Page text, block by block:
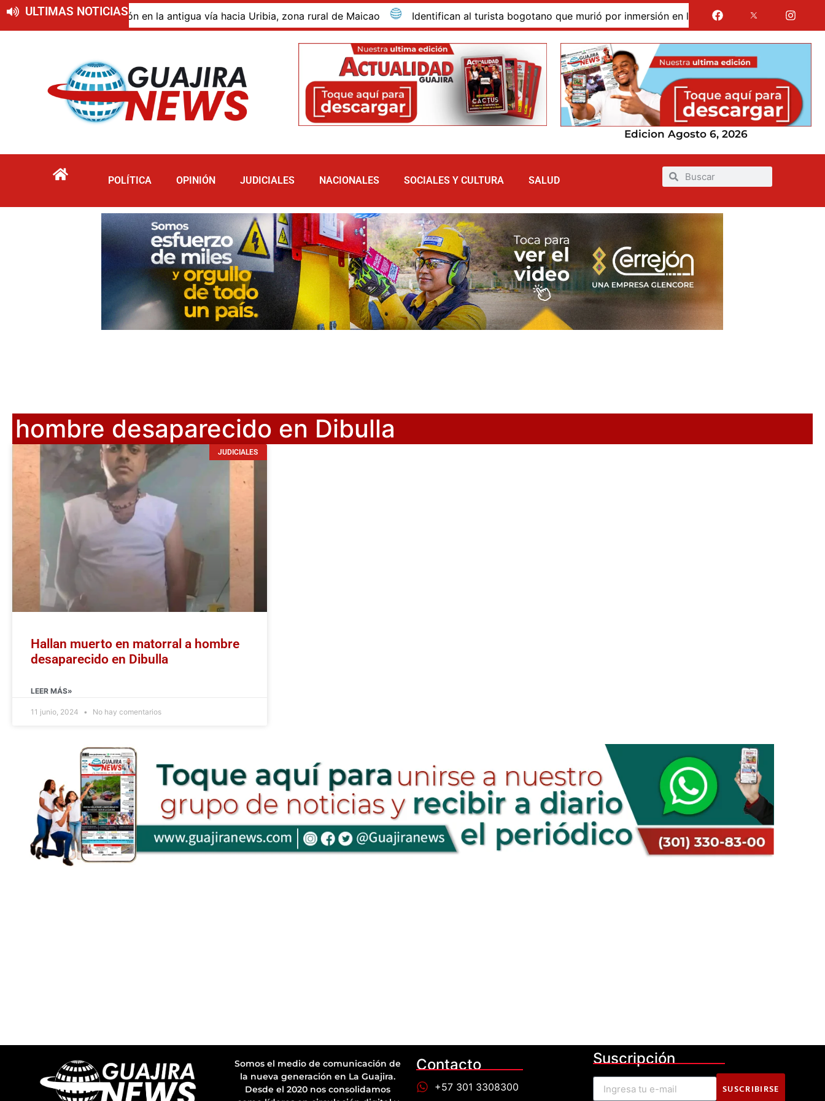
ULTIMAS NOTICIAS
de descomposición en la antigua vía hacia Uribia, zona rural de Maicao Identifican al turista bogotano que murió por inmersión en las dunas de Taroa; su cuerpo
Edicion Agosto 6, 2026
POLÍTICA OPINIÓN JUDICIALES NACIONALES SOCIALES Y CULTURA SALUD
hombre desaparecido en Dibulla
JUDICIALES
Hallan muerto en matorral a hombre
desaparecido en Dibulla
LEER MÁS»
11 junio, 2024 No hay comentarios
Somos el medio de comunicación de
la nueva generación en La Guajira.
Desde el 2020 nos consolidamos
Contacto
+57 301 3308300
Suscripción
SUSCRIBIRSE